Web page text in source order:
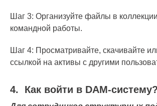
Шаг 3: Организуйте файлы в
командной работы.
Шаг 4: Просматривайте, скачивайте
ссылкой на активы с другими
4. Как войти в DAM-систему?